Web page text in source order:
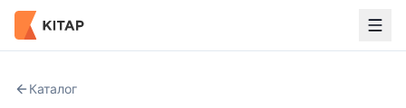
Каталог